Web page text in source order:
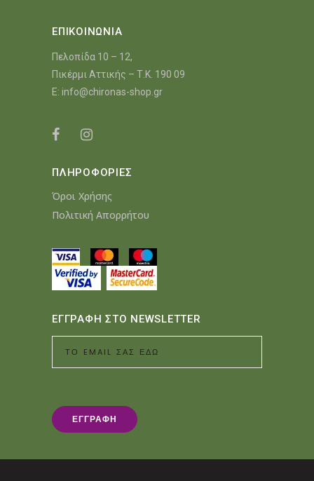
ΕΠΙΚΟΙΝΩΝΙΑ
Πελοπίδα 10 – 12,
Πικέρμι Αττικής – Τ.Κ. 190 09
E: info@chironas-shop.gr
ΠΛΗΡΟΦΟΡΙΕΣ
Όροι Χρήσης
Πολιτική Απορρήτου
ΕΓΓΡΑΦΗ ΣΤΟ NEWSLETTER